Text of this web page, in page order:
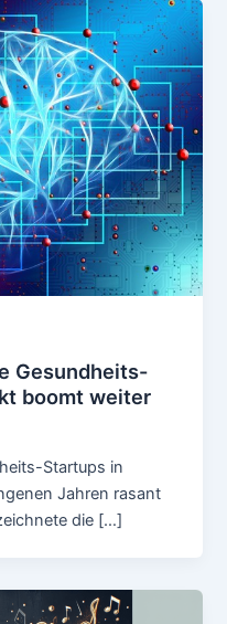
Gesundheits-
boomt weiter
Startups in
Jahren rasant
die […]